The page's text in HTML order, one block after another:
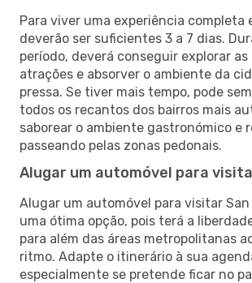
Para viver uma experiência completa
deverão ser suficientes 3 a 7 dias.
período, deverá conseguir explorar
atrações e absorver o ambiente da
pressa. Se tiver mais tempo, pode
todos os recantos dos bairros mais
saborear o ambiente gastronómico e
passeando pelas zonas pedonais.
Alugar um automóvel para
Alugar um automóvel para visitar San
uma ótima opção, pois terá a
para além das áreas metropolitanas
ritmo. Adapte o itinerário à sua
especialmente se pretende ficar no